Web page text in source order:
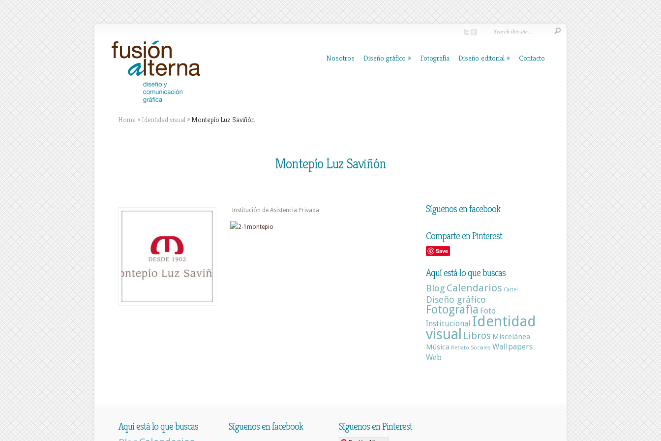
Nosotros Diseño gráfico Fotografía Diseño editorial Contacto
Home » Identidad visual » Montepío Luz Saviñón
Montepío Luz Saviñón
Institución de Asistencia Privada Síguenos en facebook
Comparte en Pinterest
Save
Aquí está lo que buscas
Blog Calendarios Cartel
Diseño gráfico
Fotografìa Foto
Institucional Identidad
visual Libros Miscelánea
Música Retrato Sociales Wallpapers
Web
Aquí está lo que buscas Síguenos en facebook Síguenos en Pinterest